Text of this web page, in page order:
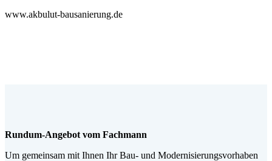
www.akbulut-bausanierung.de
Rundum-Angebot vom Fachmann
Um gemeinsam mit Ihnen Ihr Bau- und Modernisierungsvorhaben